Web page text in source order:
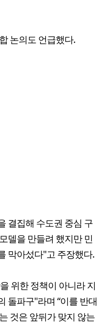
논의도 언급했다.
결집해 수도권 중심 구
델을 만들려 했지만 민
막아섰다"고 주장했다.
위한 정책이 아니라 지
돌파구"라며 “이를 반대
것은 앞뒤가 맞지 않는